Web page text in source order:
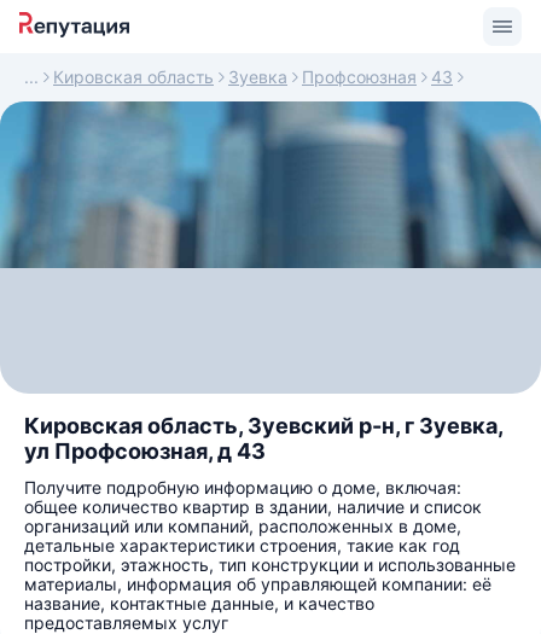
Кировская область Зуевка Профсоюзная 43
Кировская область, Зуевский р-н, г Зуевка,
ул Профсоюзная, д 43
Получите подробную информацию о доме, включая:
общее количество квартир в здании, наличие и список
организаций или компаний, расположенных в доме,
детальные характеристики строения, такие как год
постройки, этажность, тип конструкции и использованные
материалы, информация об управляющей компании: её
название, контактные данные, и качество
предоставляемых услуг